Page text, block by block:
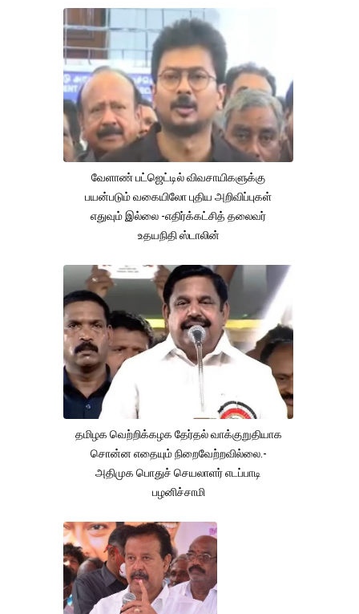
வேளாண் பட்ஜெட்டில் விவசாயிகளுக்கு
பயன்படும் வகையிலோ புதிய அறிவிப்புகள்
எதுவும் இல்லை -எதிர்க்கட்சித் தலைவர்
உதயநிதி ஸ்டாலின்
தமிழக வெற்றிக்கழக தேர்தல் வாக்குறுதியாக
சொன்ன எதையும் நிறைவேற்றவில்லை.-
அதிமுக பொதுச் செயலாளர் எடப்பாடி
பழனிச்சாமி